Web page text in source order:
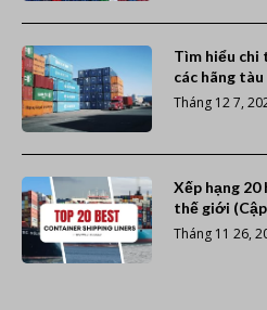
Tìm hiểu chi
các hãng
Tháng 12 7,
Xếp hạng
thế giới
Tháng 11 26,